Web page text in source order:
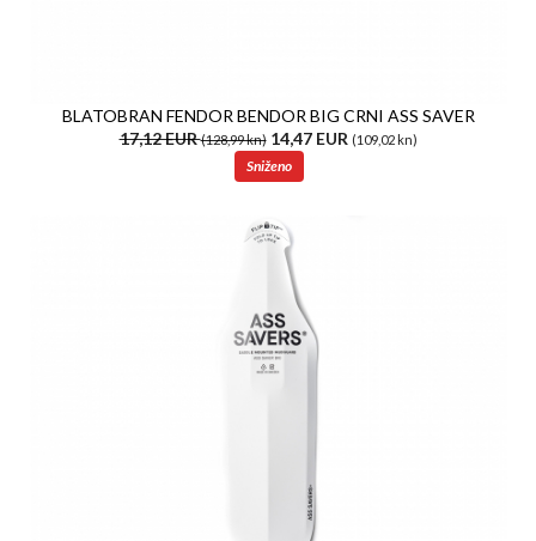
BLATOBRAN FENDOR BENDOR BIG CRNI ASS SAVER
17,12 EUR(128,99 kn)14,47 EUR (109,02 kn)
Sniženo